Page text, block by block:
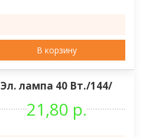
В корзину
Эл. лампа 40 Вт./144/
21,80 р.